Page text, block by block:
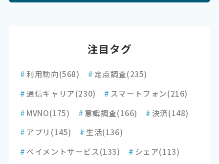
注目タグ
#利用動向(568) # 定点調査(235)
#通信キャリア(230) # スマートフォン(216)
# MVNO(175) # 意識調査(166) # 決済(148)
# アプリ (145) # 生活(136)
# ペイメントサービス(133) # シェア(113)